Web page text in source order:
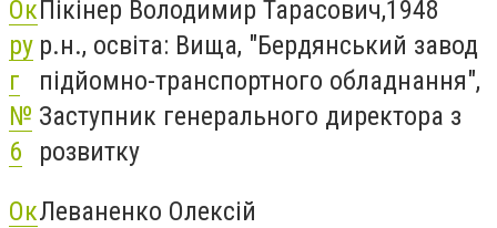
Ок
ру
г
№
6
Пікінер Володимир Тарасович,1948
р.н., освіта: Вища, "Бердянський завод
підйомно-транспортного обладнання",
Заступник генерального директора з
розвитку
ОкЛеваненко Олексій